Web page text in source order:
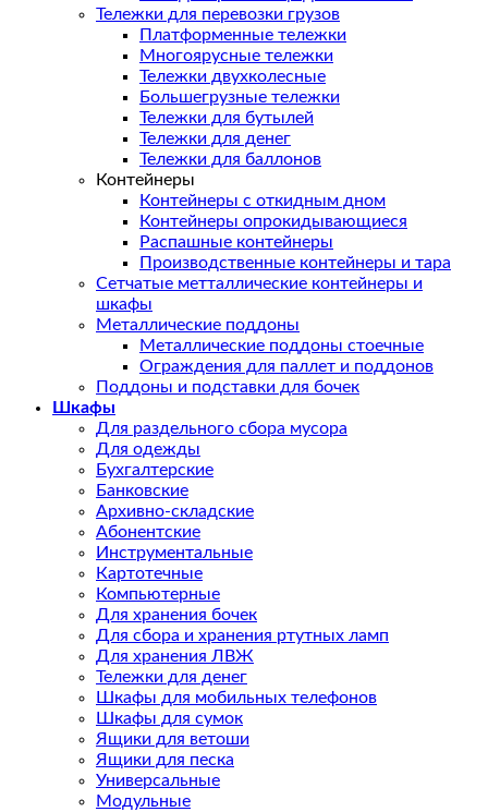
Тележки для перевозки грузов
Платформенные тележки
Многоярусные тележки
Тележки двухколесные
Большегрузные тележки
Тележки для бутылей
Тележки для денег
Тележки для баллонов
Контейнеры
Контейнеры с откидным дном
Контейнеры опрокидывающиеся
Распашные контейнеры
Производственные контейнеры и тара
Сетчатые метталлические контейнеры и
шкафы
Металлические поддоны
Металлические поддоны стоечные
Ограждения для паллет и поддонов
Поддоны и подставки для бочек
Шкафы
Для раздельного сбора мусора
Для одежды
Бухгалтерские
Банковские
Архивно-складские
Абонентские
Инструментальные
Картотечные
Компьютерные
Для хранения бочек
Для сбора и хранения ртутных ламп
Для хранения ЛВЖ
Тележки для денег
Шкафы для мобильных телефонов
Шкафы для сумок
Ящики для ветоши
Ящики для песка
Универсальные
Модульные